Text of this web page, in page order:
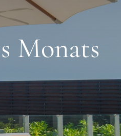
Monats